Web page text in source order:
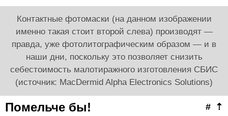
Контактные фотомаски (на данном изображении
именно такая стоит второй слева) производят —
правда, уже фотолитографическим образом — и в
наши дни, поскольку это позволяет снизить
себестоимость малотиражного изготовления СБИС
(источник: MacDermid Alpha Electronics Solutions)
⇡
#
Помельче бы!